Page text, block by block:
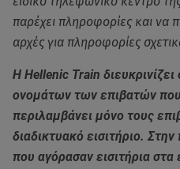
παρέχει πληροφορίες και να
αρχές για πληροφορίες
Η Hellenic Train
ονομάτων των επιβατών
περιλαμβάνει μόνο τους
διαδικτυακό εισιτήριο.
που αγόρασαν εισιτήρια στα